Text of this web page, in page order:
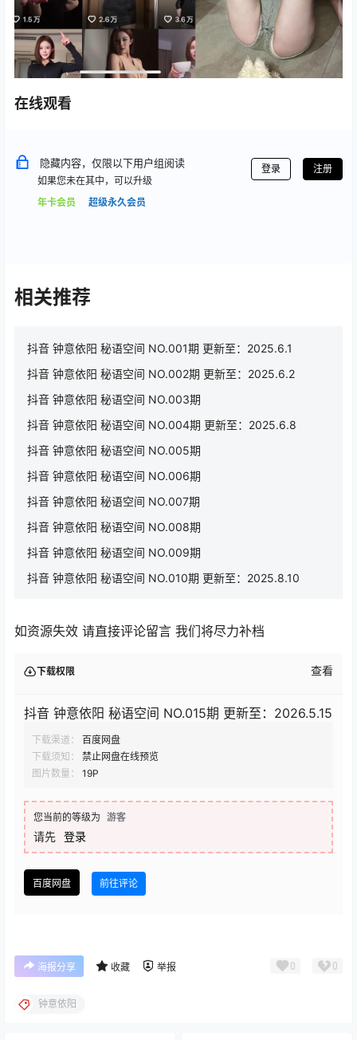
在线观看
隐藏内容，仅限以下用户组阅读
如果您未在其中，可以升级
年卡会员
超级永久会员
登录 注册
相关推荐
抖音 钟意依阳 秘语空间 NO.001期 更新至：2025.6.1
抖音 钟意依阳 秘语空间 NO.002期 更新至：2025.6.2
抖音 钟意依阳 秘语空间 NO.003期
抖音 钟意依阳 秘语空间 NO.004期 更新至：2025.6.8
抖音 钟意依阳 秘语空间 NO.005期
抖音 钟意依阳 秘语空间 NO.006期
抖音 钟意依阳 秘语空间 NO.007期
抖音 钟意依阳 秘语空间 NO.008期
抖音 钟意依阳 秘语空间 NO.009期
抖音 钟意依阳 秘语空间 NO.010期 更新至：2025.8.10
如资源失效 请直接评论留言 我们将尽力补档
下载权限 查看
抖音 钟意依阳 秘语空间 NO.015期 更新至：2026.5.15
下载渠道：
百度网盘
下载须知：
禁止网盘在线预览
图片数量：
19P
您当前的等级为 游客
请先 登录
百度网盘 前往评论
海报分享 收藏 举报 0 0
钟意依阳